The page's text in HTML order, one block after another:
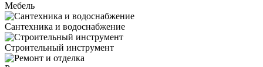
Мебель
Сантехника и водоснабжение
Строительный инструмент